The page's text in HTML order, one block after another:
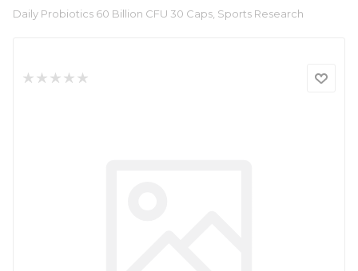
Daily Probiotics 60 Billion CFU 30 Caps, Sports Research